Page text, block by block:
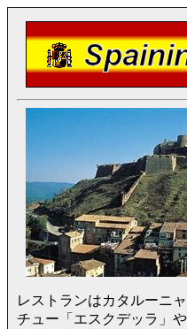
レストランはカタルーニ
チュー「エスクデッラ」